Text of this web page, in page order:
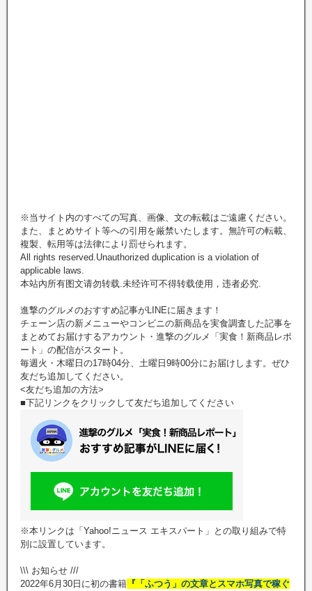
※当サイト内のすべての写真、画像、文の転載はご遠慮ください。
また、まとめサイト等への引用を厳禁いたします。無許可の転載、
複製、転用等は法律により罰せられます。
All rights reserved.Unauthorized duplication is a violation of
applicable laws.
本站內所有图文请勿转载.未经许可不得转载使用，违者必究.
進撃のグルメのおすすめ記事がLINEに届きます！
チェーン店の新メニューやコンビニの新商品を実食調査した記事を
まとめてお届けするアカウント・進撃のグルメ「実食！新商品レポ
ート」の配信がスタート。
毎週火・木曜日の17時04分、土曜日9時00分にお届けします。ぜひ
友だち追加してください。
<友だち追加の方法>
■下記リンクをクリックして友だち追加してください
※本リンクは「Yahoo!ニュース エキスパート」との取り組みで特
別に設置しています。
\\\ お知らせ ///
2022年6月30日に初の書籍 『「ふつう」の文章とスマホ写真で稼ぐ